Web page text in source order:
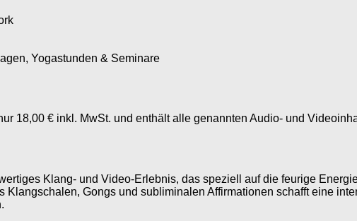
Yogastunden & Seminare
18,00 € inkl. MwSt. und enthält alle genannten Audio- und
Klang- und Video-Erlebnis, das speziell auf die feurige
Gongs und subliminalen Affirmationen schafft eine